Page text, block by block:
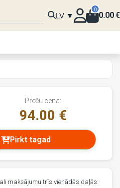
LV ▼
0
0.00€
Preču cena:
94.00 €
Pirkt tagad
maksājumu trīs vienādās daļās: